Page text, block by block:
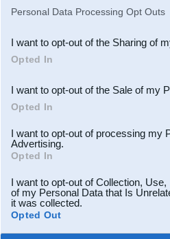
Downstream Participants
third parties.
Personal Data Processing Opt Outs
I want to opt-out of the Sharing of
Opted In
I want to opt-out of the Sale of my
Opted In
I want to opt-out of processing my
Advertising.
Opted In
I want to opt-out of Collection,
of my Personal Data that Is
it was collected.
Opted Out